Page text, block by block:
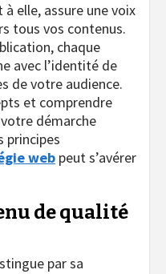
elle, assure une voix
tous vos contenus.
chaque
avec l’identité de
de votre audience.
et comprendre
démarche
principes
web peut s’avérer
de qualité
par sa